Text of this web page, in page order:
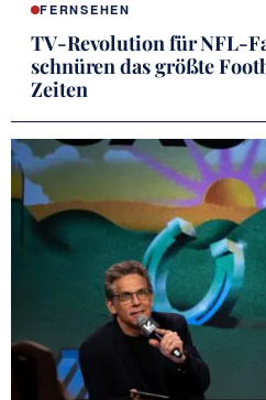
FERNSEHEN
TV-Revolution für NFL-
schnüren das größte
Zeiten